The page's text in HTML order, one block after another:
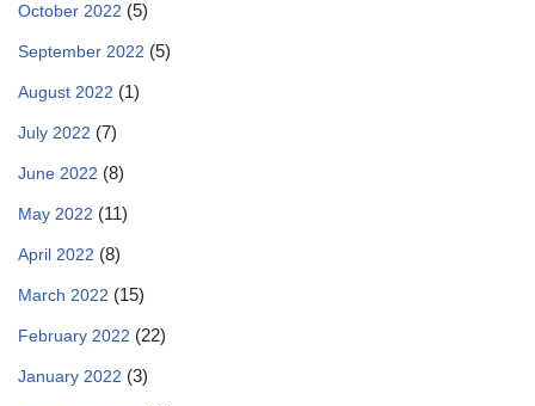
October 2022 (5)
September 2022 (5)
August 2022 (1)
July 2022 (7)
June 2022 (8)
May 2022 (11)
April 2022 (8)
March 2022 (15)
February 2022 (22)
January 2022 (3)